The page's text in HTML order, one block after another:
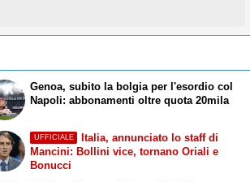
Genoa, subito la bolgia per l'esordio col
Napoli: abbonamenti oltre quota 20mila
UFFICIALE
Italia, annunciato lo staff di
Mancini: Bollini vice, tornano Oriali e
Bonucci